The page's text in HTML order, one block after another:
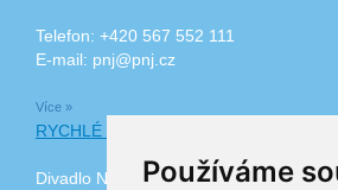
Používáme
Telefon: +420 567 552 111
E-mail: pnj@pnj.cz
Více »
RYCHLÉ ODKAZY
Divadlo Na Kopečku